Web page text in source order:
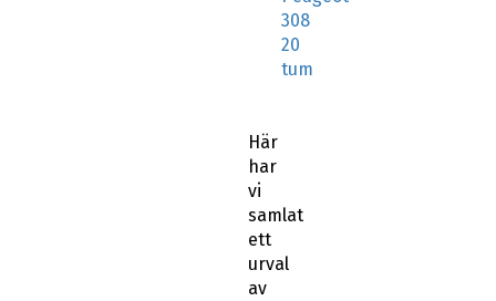
308
20
tum
Här
har
vi
samlat
ett
urval
av